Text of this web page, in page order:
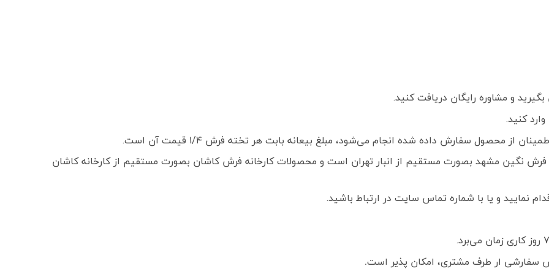
و مشاوره رایگان دریافت کنید.
کنید.
محصول سفارش داده شده انجام می‌شود، مبلغ بیعانه بابت هر تخته فرش ۱/۴ قیمت آن است.
نگین مشهد بصورت مستقیم از انبار تهران است و محصولات کارخانه فرش کاشان بصورت مستقیم از کارخانه کاشان
نمایید و یا با شماره تماس سایت در ارتباط باشید.
ار طرف مشتری، امکان پذیر است.